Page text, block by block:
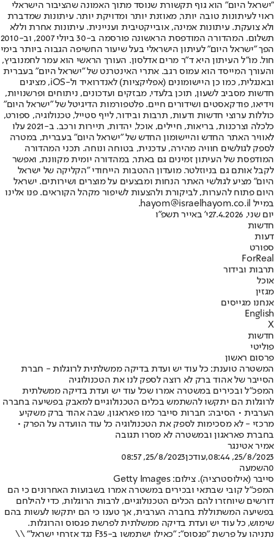
"ישראל היום" הוא גוף תקשורת שנוסד מתוך האמונה שהציבור הישראלי
ראוי לעיתונות טובה יותר, מאוזנת יותר ומדויקת יותר. עיתונות שמדברת
ולא צועקת. עיתונות אמינה, אובייקטיבית ועניינית. עיתונות אחרת וללא
תשלום. המהדורה המודפסת הראשונה פורסמה ב-30 ביולי 2007, וב-2010
הפך "ישראל היום" לעיתון הישראלי בעל שיעור החשיפה הגבוה ביותר בימי
חול. מו"ל העיתון היא ד"ר מרים אדלסון. העורך הראשי הוא עמר לחמנוביץ,
והעורך המייסד הוא עמוס רגב. אתרי האינטרנט של "ישראל היום" בעברית
ובאנגלית, כמו כן היישומונים (אפליקציות) לאנדרואיד ול-iOS, מציגים
חדשות מסביב לשעון, תוכן בלעדי, מבזקים ועדכונים, ניתוחים ופרשנויות,
וידיאו, פודקאסטים ושידורים חיים. פלטפורמות הדיגיטל של "ישראל היום"
כוללות ערוצי חדשות ודעות, תרבות ובידור, לייף סטייל, טכנולוגיה, ספורט,
כלכלה וצרכנות, בריאות, חיילים, אוכל, יהדות, תיירות ורכב. ב-2021 עלו
לאוויר האתר החדש והיישומון החדש של "ישראל היום" בעברית, במטרה
לספק לגולשים חוויה מהירה, עדכנית, בטוחה ונוחה. תכני המהדורה
המודפסת של העיתון זמינים גם באתר, במהדורה יומית מקוונת, ואפשר
לקבל אותם גם בניוזלטר. מועדון ההטבות הייחודי "הקליקה של ישראל
היום" מציע לגולשי האתר הנחות ומבצעים על מוצרים ושירותים. ישראל
היום פתוח להערות, לביקורת ולהצעות לשיפור מקהל הקוראים. פנו אלינו
במייל hayom@israelhayom.co.il.
יום שני, 27.4.2026
י' באייר תשפ"ו
חדשות
דעות
ספורט
ForReal
תרבות ובידור
אוכל
מגזין
אנחנו מגייסים
English
X
חדשות
פוליטי
פרסום ראשון
המשטרה טוענת: כל עוד יש ועדת בדיקה ממשלתית לרוגלות - חברת
הסייבר של אהוד ברק לא רוצה לספק לנו את הטכנולוגיה
המפכ"ל ובכירים במשטרה אמרו שכל עוד יש ועדת בדיקה ממשלתית
לרוגלות הם יתקשו להשתמש בכלים הטכנולוגיים למאבק בפשיעה בחברה
הערבית • הסיבה: חברות סייבר כמו פאראגון, שבה אהוד ברק משקיע
מרכזי - לא מסכימות לספק את הטכנולוגיה כל עוד הוועדה על הפרק •
בחברת פאראגון ובמשטרה לא מסרו תגובה
אמיר אטינגר
25/8/2023, 08:44
,עודכן25/8/2023, 08:57
0השמעה
סייבר (אילוסטרציה). צילום: Getty Images
המפכ"ל קובי שבתאי ובכירים במשטרה אמרו בשבועות האחרונים כי הם
דורשים שיוחזרו להם הכלים הטכנולוגיים, לרבות הרוגלות, כדי להילחם
בפשיעה המשתוללת בחברה הערבית, אך טענו כי הם יתקשו לעשות בהם
שימוש, כל עוד יש ועדת בדיקה ממשלתית לפרשת פגסוס והרוגלות.
נתניהו על פרשת "פגסוס": "כאילו ישתמשו ב-F35 נגד אזרחי ישראל" \\